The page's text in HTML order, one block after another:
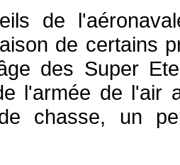
de
de certains
des Super
l'armée de l'air
chasse, un